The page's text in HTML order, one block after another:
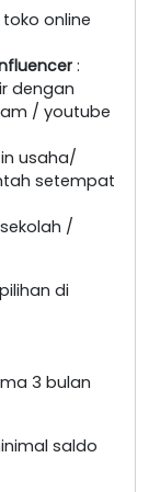
online
:
dengan
/ youtube
usaha/
setempat
/
di
3 bulan
saldo